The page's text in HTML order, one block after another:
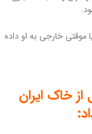
موقتی خارجی به او داده
خاک ایران